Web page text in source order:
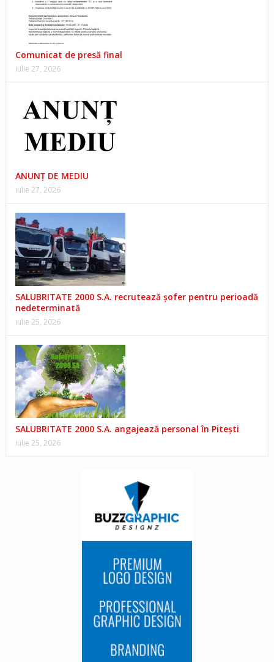
Comunicat de presă final
iulie 27, 2026
ANUNŢ DE MEDIU
iulie 27, 2026
SALUBRITATE 2000 S.A. recrutează șofer pentru perioadă
nedeterminată
iulie 25, 2026
SALUBRITATE 2000 S.A. angajează personal în Pitești
iulie 25, 2026